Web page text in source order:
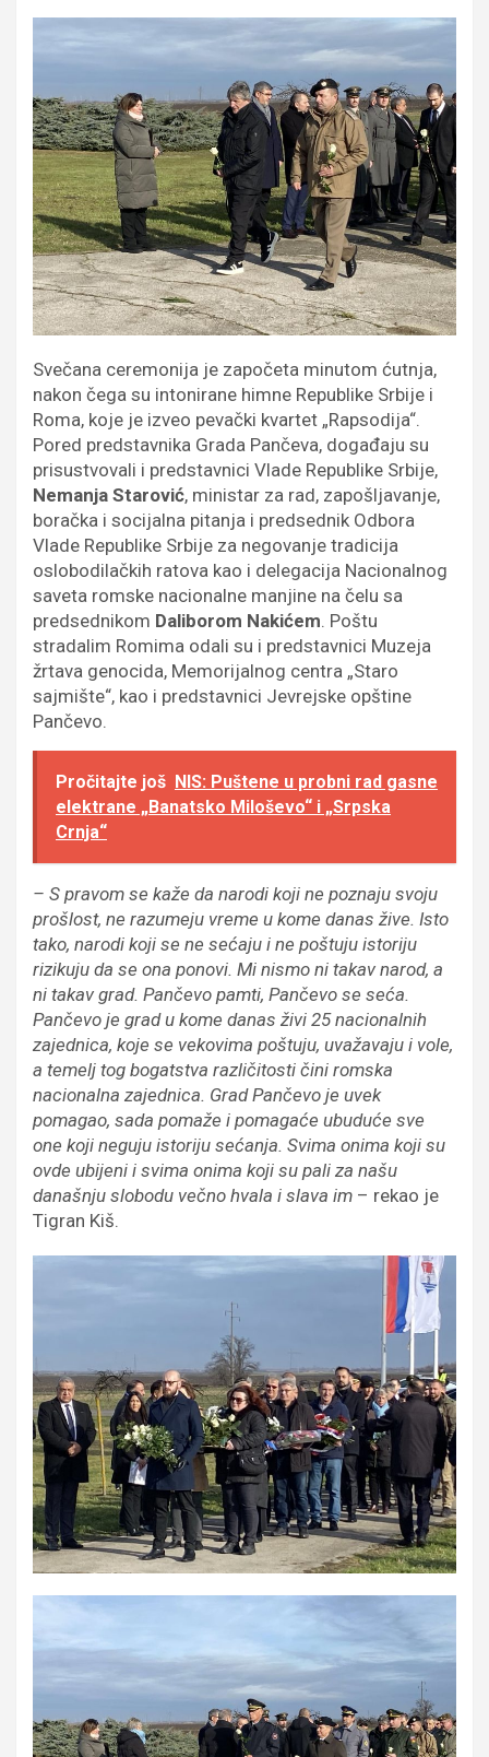
Svečana ceremonija je započeta minutom ćutnja,
nakon čega su intonirane himne Republike Srbije i
Roma, koje je izveo pevački kvartet „Rapsodija“.
Pored predstavnika Grada Pančeva, događaju su
prisustvovali i predstavnici Vlade Republike Srbije,
Nemanja Starović, ministar za rad, zapošljavanje,
boračka i socijalna pitanja i predsednik Odbora
Vlade Republike Srbije za negovanje tradicija
oslobodilačkih ratova kao i delegacija Nacionalnog
saveta romske nacionalne manjine na čelu sa
predsednikom Daliborom Nakićem. Poštu
stradalim Romima odali su i predstavnici Muzeja
žrtava genocida, Memorijalnog centra „Staro
sajmište“, kao i predstavnici Jevrejske opštine
Pančevo.
Pročitajte još NIS: Puštene u probni rad gasne
elektrane „Banatsko Miloševo“ i „Srpska
Crnja“
– S pravom se kaže da narodi koji ne poznaju svoju
prošlost, ne razumeju vreme u kome danas žive. Isto
tako, narodi koji se ne sećaju i ne poštuju istoriju
rizikuju da se ona ponovi. Mi nismo ni takav narod, a
ni takav grad. Pančevo pamti, Pančevo se seća.
Pančevo je grad u kome danas živi 25 nacionalnih
zajednica, koje se vekovima poštuju, uvažavaju i vole,
a temelj tog bogatstva različitosti čini romska
nacionalna zajednica. Grad Pančevo je uvek
pomagao, sada pomaže i pomagaće ubuduće sve
one koji neguju istoriju sećanja. Svima onima koji su
ovde ubijeni i svima onima koji su pali za našu
današnju slobodu večno hvala i slava im – rekao je
Tigran Kiš.